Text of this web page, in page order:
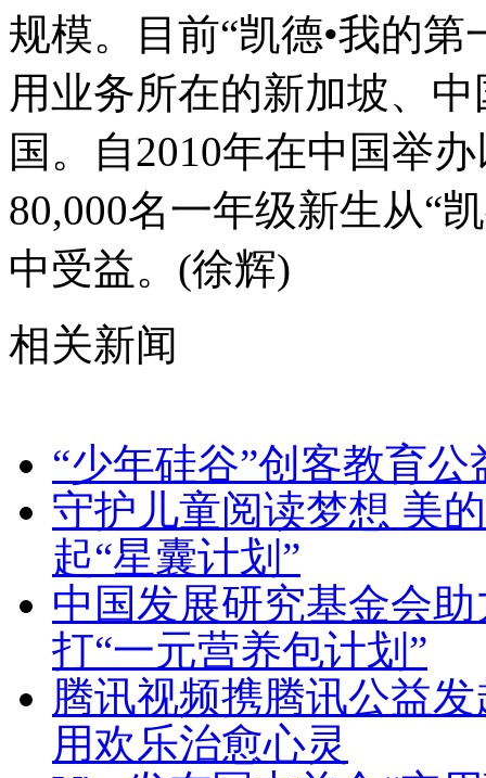
规模。目前“凯德•我的
用业务所在的新加坡、
国。自2010年在中国举
80,000名一年级新生从“
中受益。(徐辉)
相关新闻
“少年硅谷”创客教育
守护儿童阅读梦想 美
起“星囊计划”
中国发展研究基金会
打“一元营养包计划”
腾讯视频携腾讯公益
用欢乐治愈心灵